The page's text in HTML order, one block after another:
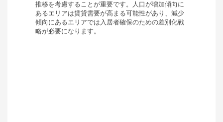
推移を考慮することが重要です。人口が増加傾向に
あるエリアは賃貸需要が高まる可能性があり、減少
傾向にあるエリアでは入居者確保のための差別化戦
略が必要になります。